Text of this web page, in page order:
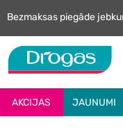
Bezmaksas piegāde
AKCIJAS JAUNUMI